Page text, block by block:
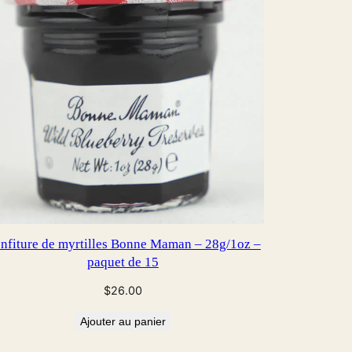
de myrtilles Bonne Maman – 28g/1oz –
paquet de 15
$26.00
Ajouter au panier